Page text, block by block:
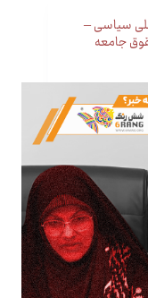
سیاسی –
جامعه